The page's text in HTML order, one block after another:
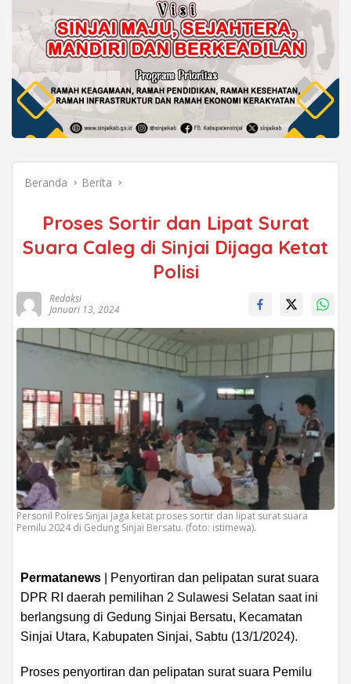
Beranda Berita
Proses Sortir dan Lipat Surat
Suara Caleg di Sinjai Dijaga Ketat
Polisi
Redaksi
Januari 13, 2024
Personil Polres Sinjai jaga ketat proses sortir dan lipat surat suara
Pemilu 2024 di Gedung Sinjai Bersatu. (foto: istimewa).
Permatanews | Penyortiran dan pelipatan surat suara
DPR RI daerah pemilihan 2 Sulawesi Selatan saat ini
berlangsung di Gedung Sinjai Bersatu, Kecamatan
Sinjai Utara, Kabupaten Sinjai, Sabtu (13/1/2024).
Proses penyortiran dan pelipatan surat suara Pemilu